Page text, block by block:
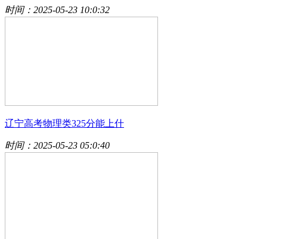
时间：2025-05-23 10:0:32
辽宁高考物理类325分能上什
时间：2025-05-23 05:0:40